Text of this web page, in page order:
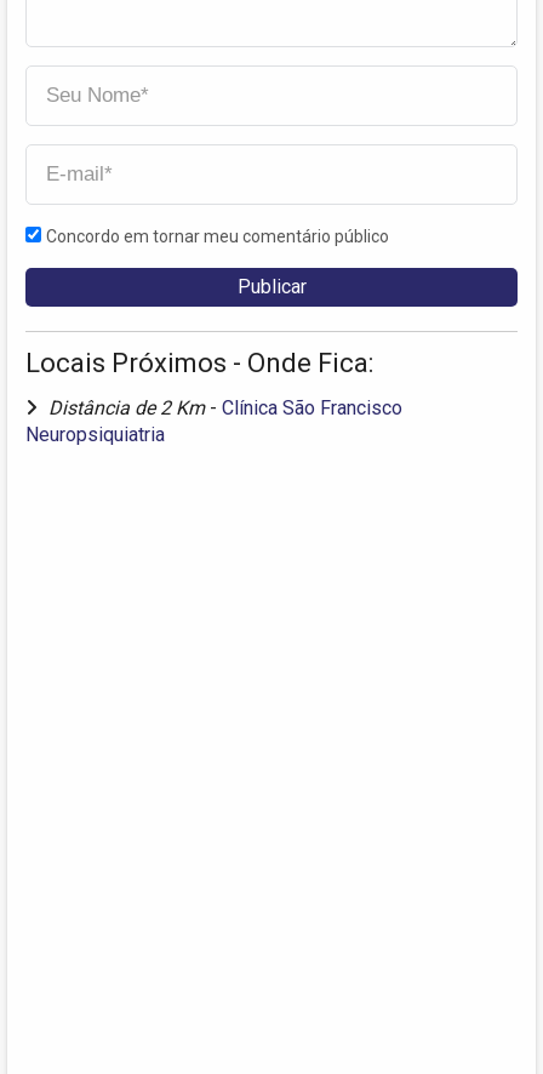
Concordo em tornar meu comentário público
Locais Próximos - Onde Fica:
Distância de 2 Km - Clínica São Francisco
Neuropsiquiatria